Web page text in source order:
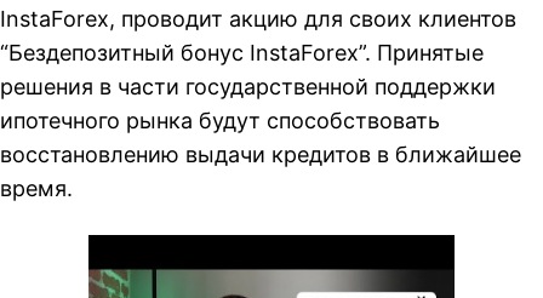
InstaForex, проводит акцию для своих клиентов
“Бездепозитный бонус InstaForex”. Принятые
решения в части государственной поддержки
ипотечного рынка будут способствовать
восстановлению выдачи кредитов в ближайшее
время.